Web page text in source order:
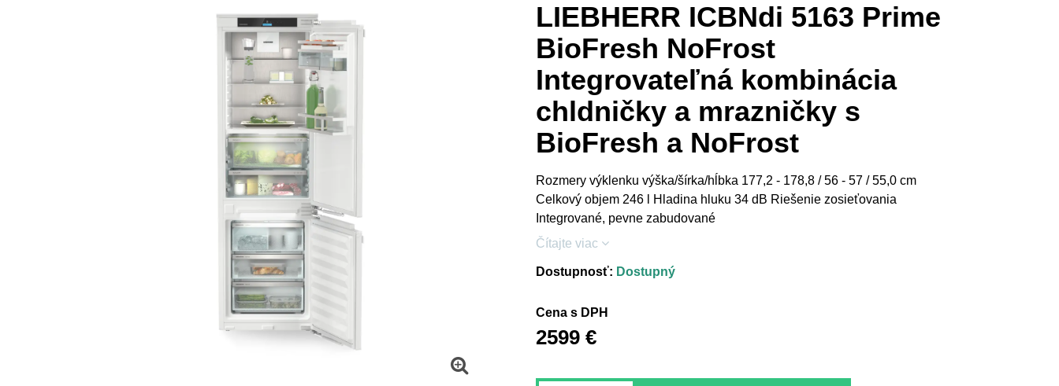
LIEBHERR ICBNdi 5163 Prime
BioFresh NoFrost
Integrovateľná kombinácia
chldničky a mrazničky s
BioFresh a NoFrost
Rozmery výklenku výška/šírka/hĺbka 177,2 - 178,8 / 56 - 57 / 55,0 cm
Celkový objem 246 l Hladina hluku 34 dB Riešenie zosieťovania
Integrované, pevne zabudované
Čítajte viac
Dostupnosť: Dostupný
Cena s DPH
2599 €